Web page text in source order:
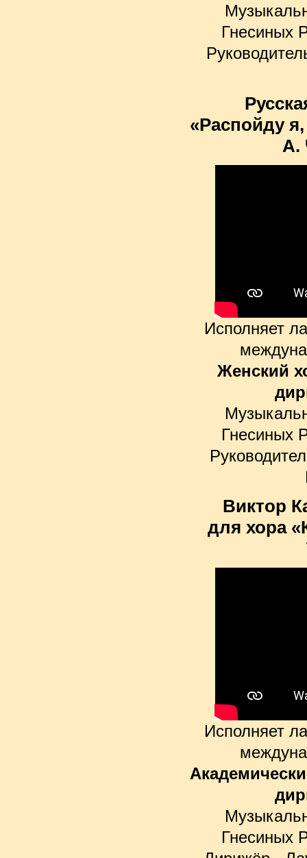
Гнесиных
«Распойду
А.
Исполняет
Женский
Гнесиных
Виктор
для хора
Исполняет
Гнесиных